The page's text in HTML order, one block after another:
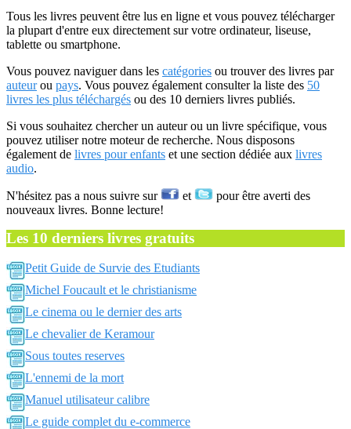
Tous les livres peuvent être lus en ligne et vous pouvez télécharger
la plupart d'entre eux directement sur votre ordinateur, liseuse,
tablette ou smartphone.
Vous pouvez naviguer dans les catégories ou trouver des livres par
auteurou pays. Vous pouvez également consulter la liste des 50
livres les plus téléchargés ou des 10 derniers livres publiés.
Si vous souhaitez chercher un auteur ou un livre spécifique, vous
pouvez utiliser notre moteur de recherche. Nous disposons
également de livres pour enfants et une section dédiée aux livres
audio.
N'hésitez pas a nous suivre sur et
pour être averti des
nouveaux livres. Bonne lecture!
Les 10 derniers livres gratuits
Petit Guide de Survie des Etudiants
Michel Foucault et le christianisme
Le cinema ou le dernier des arts
Le chevalier de Keramour
Sous toutes reserves
L'ennemi de la mort
Manuel utilisateur calibre
Le guide complet du e-commerce